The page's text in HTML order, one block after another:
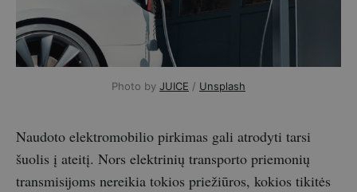
Photo by JUICE / Unsplash
Naudoto elektromobilio pirkimas gali atrodyti tarsi
šuolis į ateitį. Nors elektrinių transporto priemonių
transmisijoms nereikia tokios priežiūros, kokios tikitės